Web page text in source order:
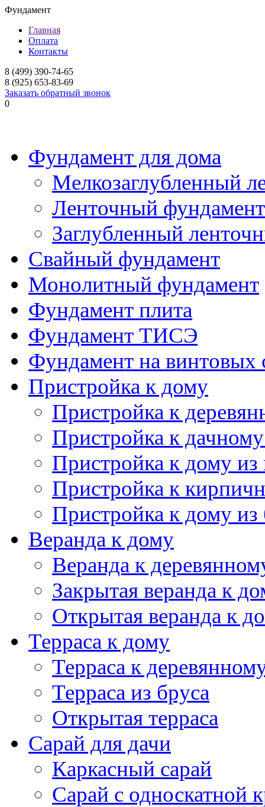
Фундамент
Главная
Оплата
Контакты
8 (499) 390-74-65
8 (925) 653-83-69
Заказать обратный звонок
0
Фундамент для дома
Мелкозаглубленный
Ленточный
Заглубленный
Свайный фундамент
Монолитный фундамент
Фундамент плита
Фундамент ТИСЭ
Фундамент на винтовых
Пристройка к дому
Пристройка к
Пристройка к
Пристройка к дому из
Пристройка к
Пристройка к дому из
Веранда к дому
Веранда к
Закрытая веранда к
Открытая веранда к
Терраса к дому
Терраса к
Терраса из бруса
Открытая терраса
Сарай для дачи
Каркасный сарай
Сарай с односкатной